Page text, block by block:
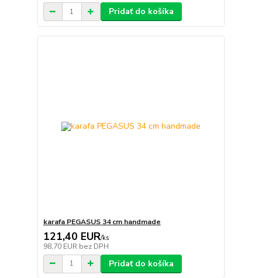
Pridať do košíka
karafa PEGASUS 34 cm handmade
121,40 EUR/ks
98,70 EUR bez DPH
Pridať do košíka